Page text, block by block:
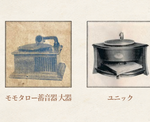
モモタロー蓄音器 大器 ユニック